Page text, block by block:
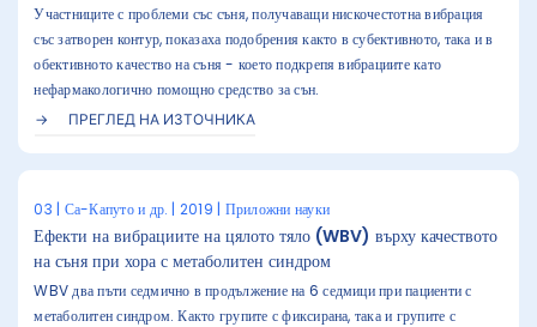
Участниците с проблеми със съня, получаващи нискочестотна вибрация
със затворен контур, показаха подобрения както в субективното, така и в
обективното качество на съня - което подкрепя вибрациите като
нефармакологично помощно средство за сън.
ПРЕГЛЕД НА ИЗТОЧНИКА
03 | Са-Капуто и др. | 2019 | Приложни науки
Ефекти на вибрациите на цялото тяло (WBV) върху качеството
на съня при хора с метаболитен синдром
WBV два пъти седмично в продължение на 6 седмици при пациенти с
метаболитен синдром. Както групите с фиксирана, така и групите с